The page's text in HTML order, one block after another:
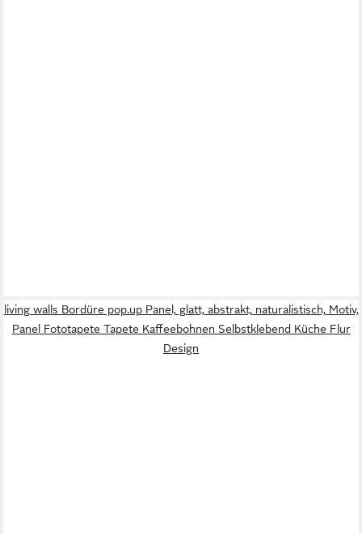
living walls Bordüre pop.up Panel, glatt, abstrakt, naturalistisch, Motiv,
Panel Fototapete Tapete Kaffeebohnen Selbstklebend Küche Flur
Design